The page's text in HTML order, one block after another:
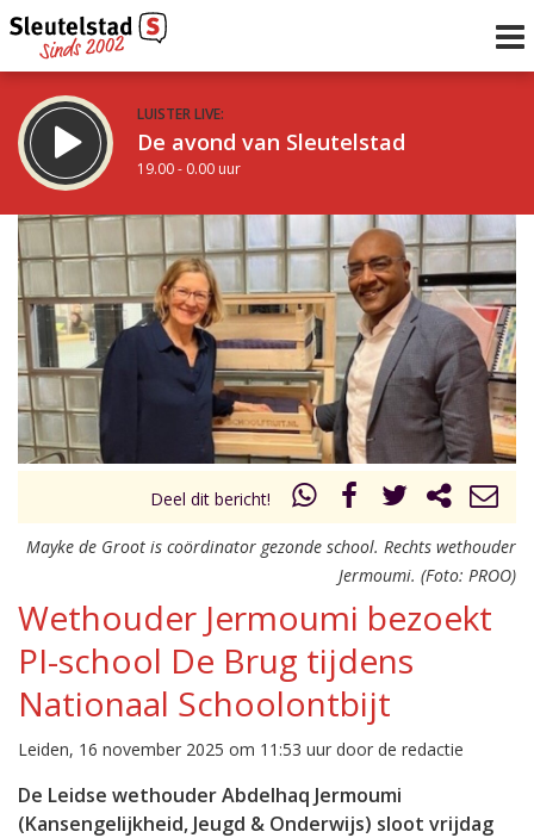
LUISTER LIVE:
De avond van Sleutelstad
19.00 - 0.00 uur
STRAKS:
De nacht van Sleutelstad
0.00 - 6.00 uur
Vorig uur
uur 1 van 0 Volgend uur
Inklappen
Deel dit bericht!
Mayke de Groot is coördinator gezonde school. Rechts wethouder
Jermoumi. (Foto: PROO)
Wethouder Jermoumi bezoekt
PI-school De Brug tijdens
Nationaal Schoolontbijt
Leiden, 16 november 2025 om 11:53 uur door de redactie
De Leidse wethouder Abdelhaq Jermoumi
(Kansengelijkheid, Jeugd & Onderwijs) sloot vrijdag